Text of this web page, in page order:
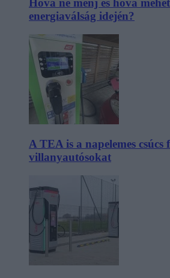
Hová ne menj és hová
energiaválság idején?
A TEA is a napelemes csúcs
villanyautósokat